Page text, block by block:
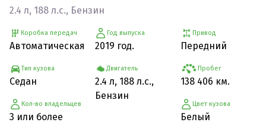
2.4 л, 188 л.с., Бензин
Коробка передач
Автоматическая
Тип кузова
Седан
Кол-во владельцев
3 или более
Год выпуска
2019 год.
Двигатель
2.4 л, 188 л.с.,
Бензин
Привод
Передний
Пробег
138 406 км.
Цвет кузова
Белый